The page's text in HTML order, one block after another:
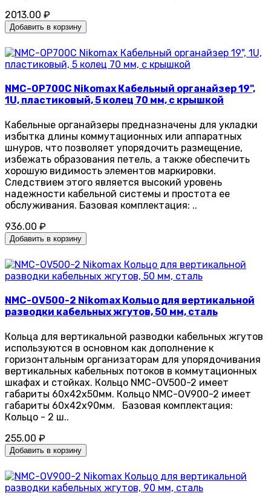
2013.00 ₽
Добавить в корзину
NMC-OP700C Nikomax Кабельный органайзер 19",
1U, пластиковый, 5 колец 70 мм, с крышкой
Кабельные органайзеры предназначены для укладки
избытка длины коммутационных или аппаратных
шнуров, что позволяет упорядочить размещение,
избежать образования петель, а также обеспечить
хорошую видимость элементов маркировки.
Следствием этого является высокий уровень
надежности кабельной системы и простота ее
обслуживания. Базовая комплектация: ..
936.00 ₽
Добавить в корзину
NMC-OV500-2 Nikomax Кольцо для вертикальной
разводки кабельных жгутов, 50 мм, сталь
Кольца для вертикальной разводки кабельных жгутов
используются в основном как дополнение к
горизонтальным организаторам для упорядочивания
вертикальных кабельных потоков в коммутационных
шкафах и стойках. Кольцо NMC-OV500-2 имеет
габариты 60х42х50мм. Кольцо NMC-OV900-2 имеет
габариты 60х42х90мм. Базовая комплектация:
Кольцо - 2 ш..
255.00 ₽
Добавить в корзину